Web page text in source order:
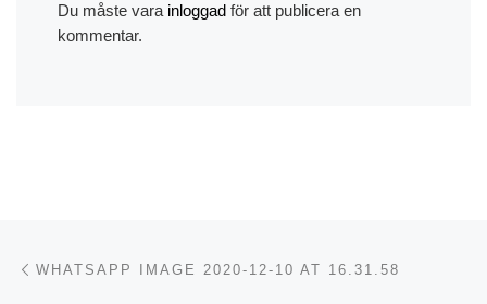
Du måste vara inloggadför att publicera en
kommentar.
Inläggsnavigering
WHATSAPP IMAGE 2020-12-10 AT 16.31.58